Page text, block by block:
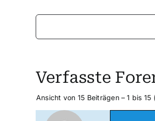
Verfasste
Ansicht von 15 Beiträgen – 1 bis